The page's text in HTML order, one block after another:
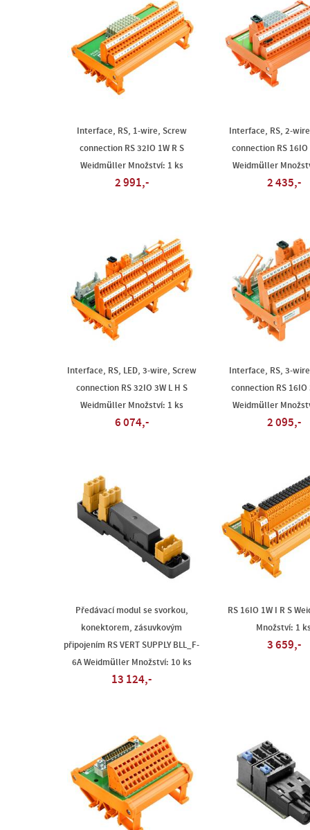
Interface, RS, 1-wire, Screw
connection RS 32IO 1W R S
Weidmüller Množství: 1 ks
2 991,-
Interface, RS, 2-
connection RS 16IO
Weidmüller
2 435,-
Interface, RS, LED, 3-wire, Screw
connection RS 32IO 3W L H S
Weidmüller Množství: 1 ks
6 074,-
Interface, RS, 3-
connection RS 16IO
Weidmüller
2 095,-
Předávací modul se svorkou,
konektorem, zásuvkovým
připojením RS VERT SUPPLY BLL_F-
6A Weidmüller Množství: 10 ks
13 124,-
RS 16IO 1W I R S
Množství: 1
3 659,-